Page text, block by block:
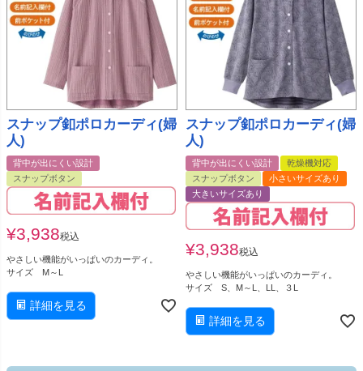
スナップ釦ポロカーディ(婦
人)
背中が出にくい設計
スナップボタン
¥3,938税込
やさしい機能がいっぱいのカーディ。
サイズ M～L
詳細を見る
スナップ釦ポロカーディ(婦
人)
背中が出にくい設計
乾燥機対応
スナップボタン
小さいサイズあり
大きいサイズあり
¥3,938税込
やさしい機能がいっぱいのカーディ。
サイズ S、M～L、LL、３L
詳細を見る